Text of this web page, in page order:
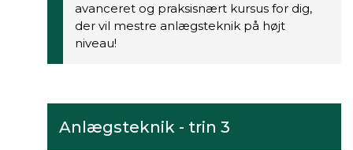
avanceret og praksisnært kursus for dig,
der vil mestre anlægsteknik på højt
niveau!
Anlægsteknik - trin 3